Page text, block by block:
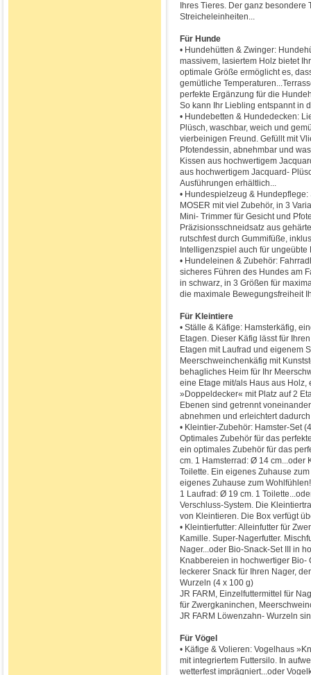
Ihres Tieres. Der ganz
Streicheleinheiten...
Für Hunde
• Hundehütten & Zwinger:
massivem, lasiertem Holz bietet
optimale Größe ermöglicht es,
gemütliche
perfekte Ergänzung für die
So kann Ihr Liebling entspannt in
• Hundebetten & Hundedecken:
Plüsch, waschbar, weich und
vierbeinigen Freund. Gefüllt mit
Pfotendessin, abnehmbar und
Kissen aus hochwertigem
aus hochwertigem Jacquard-
Ausführungen erhältlich...
• Hundespielzeug &
MOSER mit viel Zubehör, in 3
Mini- Trimmer für Gesicht und
Präzisionsschneidsatz aus
rutschfest durch Gummifüße,
Intelligenzspiel auch für
• Hundeleinen & Zubehör:
sicheres Führen des Hundes am
in schwarz, in 3 Größen für
die maximale Bewegungsfreiheit
Für Kleintiere
• Ställe & Käfige: Hamsterkäfig,
Etagen. Dieser Käfig lässt für
Etagen mit Laufrad und eigenem
Meerschweinchenkäfig mit
behagliches Heim für Ihr
eine Etage mit/als Haus aus
»Doppeldecker« mit Platz auf 2
Ebenen sind getrennt
abnehmen und erleichtert
• Kleintier-Zubehör: Hamster-Set
Optimales Zubehör für das
ein optimales Zubehör für das
cm. 1 Hamsterrad: Ø 14 cm...oder
Toilette. Ein eigenes Zuhause
eigenes Zuhause zum
1 Laufrad: Ø 19 cm. 1
Verschluss-System. Die
von Kleintieren. Die Box verfügt
• Kleintierfutter: Alleinfutter für
Kamille. Super-Nagerfutter.
Nager...oder Bio-Snack-Set III in
Knabbereien in hochwertiger Bio-
leckerer Snack für Ihren Nager,
Wurzeln (4 x 100 g)
JR FARM, Einzelfuttermittel für
für Zwergkaninchen,
JR FARM Löwenzahn- Wurzeln
Für Vögel
• Käfige & Volieren: Vogelhaus
mit integriertem Futtersilo. In
wetterfest imprägniert...oder